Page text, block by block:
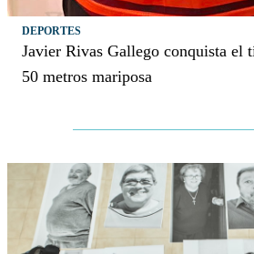
DEPORTES
Javier Rivas Gallego conquista el
50 metros mariposa